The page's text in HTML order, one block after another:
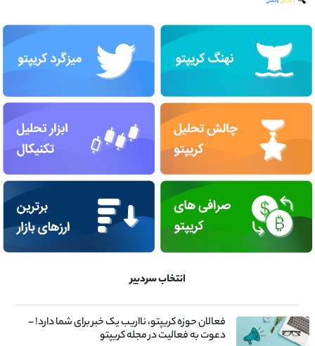
انتخاب سردبیر
فعالان حوزه کریپتو، نااریب یک خبر برای شما دارد! –
دعوت به فعالیت در مجله کریپتو